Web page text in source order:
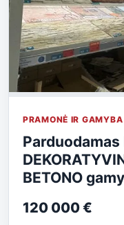
PRAMONĖ IR GAMYBA
Parduodamas
BETONO
120 000 €